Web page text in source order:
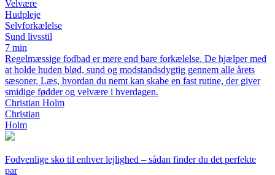
Velvære
Hudpleje
Selvforkælelse
Sund livsstil
7 min
Regelmæssige fodbad er mere end bare forkælelse. De hjælper med
at holde huden blød, sund og modstandsdygtig gennem alle årets
sæsoner. Læs, hvordan du nemt kan skabe en fast rutine, der giver
smidige fødder og velvære i hverdagen.
Christian Holm
Christian
Holm
Fodvenlige sko til enhver lejlighed – sådan finder du det perfekte
par